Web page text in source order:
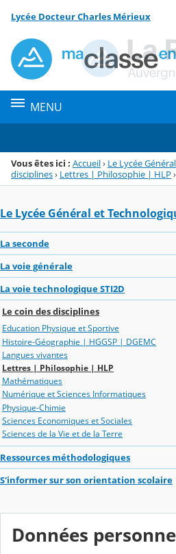
Menu de la rubrique
Contenu
Lycée Docteur Charles Mérieux
MENU
Vous êtes ici : Accueil› Le Lycée
disciplines› Lettres | Philosophie | HLP ›
Le Lycée Général et
La seconde
La voie générale
La voie technologique STI2D
Le coin des disciplines
Education Physique et Sportive
Histoire-Géographie | HGGSP | DGEMC
Langues vivantes
Lettres | Philosophie | HLP
Mathématiques
Numérique et Sciences Informatiques
Physique-Chimie
Sciences Economiques et Sociales
Sciences de la Vie et de la Terre
Ressources méthodologiques
S'informer sur son orientation scolaire
Données